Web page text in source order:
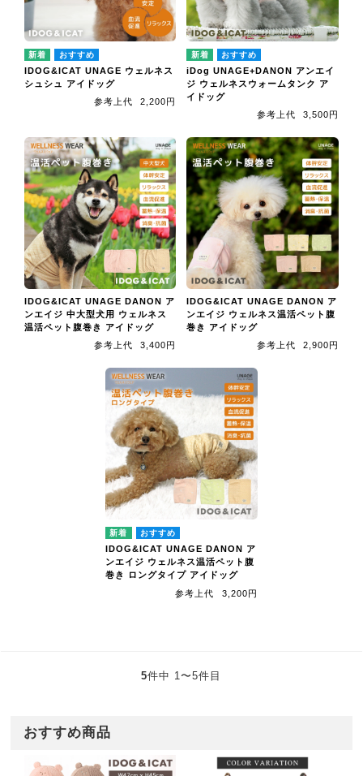
IDOG&ICAT UNAGE ウェルネス
シュシュ アイドッグ
参考上代
2,200円
iDog UNAGE+DANON アンエイ
ジ ウェルネスウォームタンク ア
イドッグ
参考上代
3,500円
IDOG&ICAT UNAGE DANON ア
ンエイジ 中大型犬用 ウェルネス
温活ペット腹巻き アイドッグ
参考上代
3,400円
IDOG&ICAT UNAGE DANON ア
ンエイジ ウェルネス温活ペット腹
巻き アイドッグ
参考上代
2,900円
IDOG&ICAT UNAGE DANON ア
ンエイジ ウェルネス温活ペット腹
巻き ロングタイプ アイドッグ
参考上代
3,200円
5件中 1〜5件目
おすすめ商品